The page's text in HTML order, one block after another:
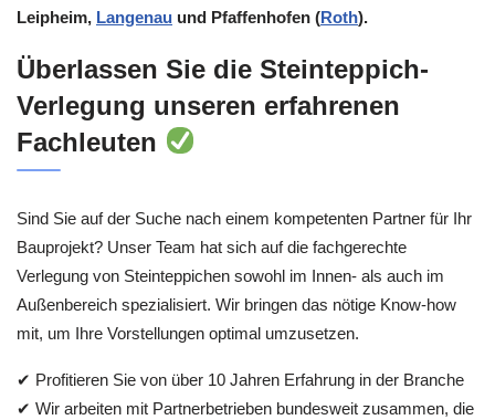
Leipheim, Langenau und Pfaffenhofen (Roth).
Überlassen Sie die Steinteppich-
Verlegung unseren erfahrenen
Fachleuten
Sind Sie auf der Suche nach einem kompetenten Partner für Ihr
Bauprojekt? Unser Team hat sich auf die fachgerechte
Verlegung von Steinteppichen sowohl im Innen- als auch im
Außenbereich spezialisiert. Wir bringen das nötige Know-how
mit, um Ihre Vorstellungen optimal umzusetzen.
✔ Profitieren Sie von über 10 Jahren Erfahrung in der Branche
✔ Wir arbeiten mit Partnerbetrieben bundesweit zusammen, die